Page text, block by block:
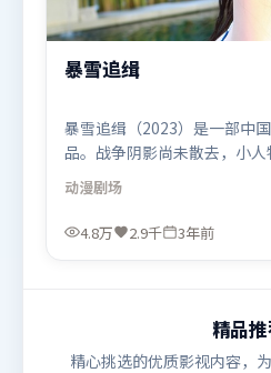
暴雪追缉
暴雪追缉（2023）是一部中
品。战争阴影尚未散去，小
被轻轻托起又放下。类型元
典也尝试突破套路。由林超贤
龙、艾米莉·布朗特，赵丽颖
动漫剧场
4.8万 2.9千 3年前
精品
精心挑选的优质影视内容，